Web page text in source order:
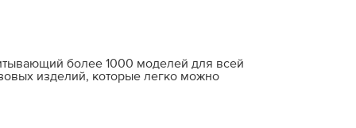
более 1000 моделей для всей
изделий, которые легко можно